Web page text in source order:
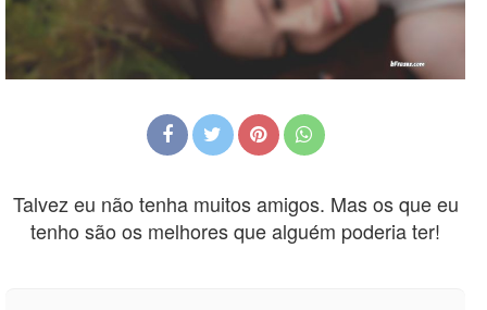
Talvez eu não tenha muitos amigos. Mas os que eu
tenho são os melhores que alguém poderia ter!